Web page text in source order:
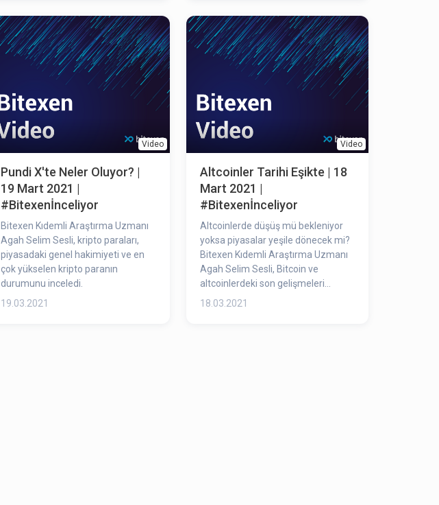
Video
Pundi X'te Neler Oluyor? |
19 Mart 2021 |
#Bitexenİnceliyor
Bitexen Kıdemli Araştırma Uzmanı
Agah Selim Sesli, kripto paraları,
piyasadaki genel hakimiyeti ve en
çok yükselen kripto paranın
durumunu inceledi.
19.03.2021
Video
Altcoinler Tarihi Eşikte | 18
Mart 2021 |
#Bitexenİnceliyor
Altcoinlerde düşüş mü bekleniyor
yoksa piyasalar yeşile dönecek mi?
Bitexen Kıdemli Araştırma Uzmanı
Agah Selim Sesli, Bitcoin ve
altcoinlerdeki son gelişmeleri
değerlendirdi.
18.03.2021